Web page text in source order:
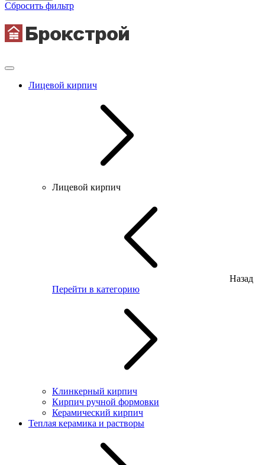
Сбросить фильтр
Лицевой кирпич
Лицевой кирпич
Назад
Перейти в категорию
Клинкерный кирпич
Кирпич ручной формовки
Керамический кирпич
Теплая керамика и растворы